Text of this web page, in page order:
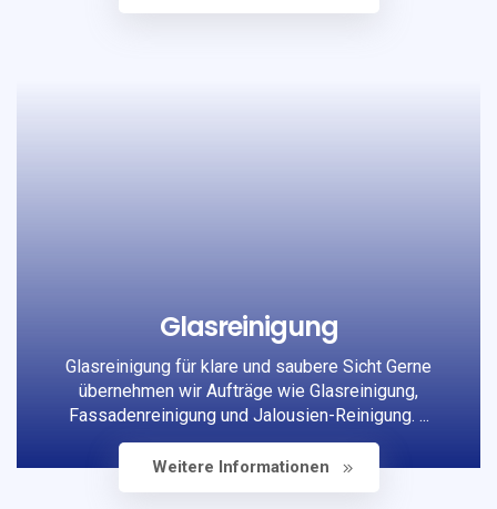
Glasreinigung
Glasreinigung für klare und saubere Sicht Gerne
übernehmen wir Aufträge wie Glasreinigung,
Fassadenreinigung und Jalousien-Reinigung. ...
Weitere Informationen